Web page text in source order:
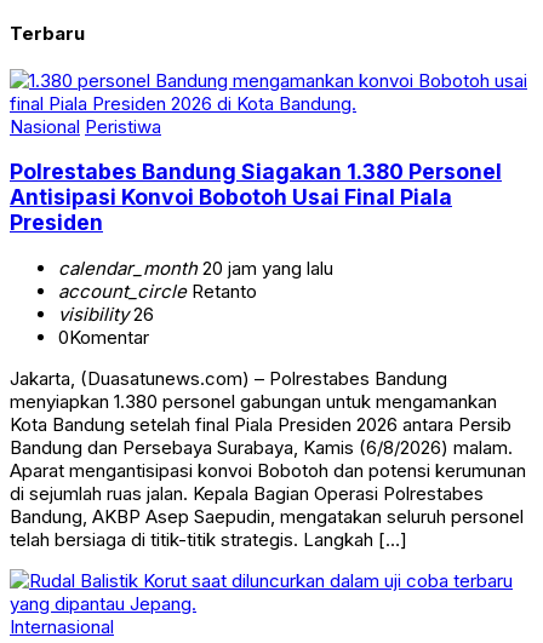
Terbaru
Nasional Peristiwa
Polrestabes Bandung Siagakan 1.380 Personel
Antisipasi Konvoi Bobotoh Usai Final Piala
Presiden
calendar_month20 jam yang lalu
account_circleRetanto
visibility26
0Komentar
Jakarta, (Duasatunews.com) – Polrestabes Bandung
menyiapkan 1.380 personel gabungan untuk mengamankan
Kota Bandung setelah final Piala Presiden 2026 antara Persib
Bandung dan Persebaya Surabaya, Kamis (6/8/2026) malam.
Aparat mengantisipasi konvoi Bobotoh dan potensi kerumunan
di sejumlah ruas jalan. Kepala Bagian Operasi Polrestabes
Bandung, AKBP Asep Saepudin, mengatakan seluruh personel
telah bersiaga di titik-titik strategis. Langkah […]
Internasional